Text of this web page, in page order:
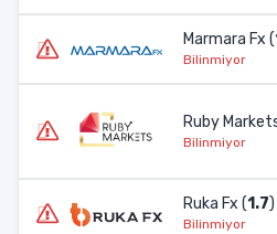
Marmara Fx (
Bilinmiyor
Ruby
Bilinmiyor
Ruka Fx (1.7)
Bilinmiyor